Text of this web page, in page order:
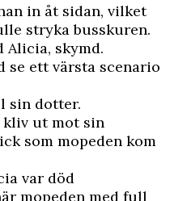
in åt sidan, vilket
stryka busskuren.
Alicia, skymd.
se ett värsta scenario
sin dotter.
ut mot sin
som mopeden kom
var död
mopeden med full